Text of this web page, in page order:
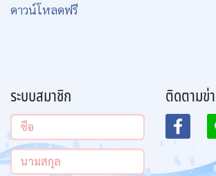
ดาวน์โหลดฟรี
ระบบสมาชิก ติดตามข่